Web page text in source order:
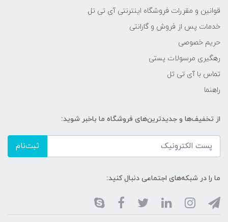
قوانین و مقررات فروشگاه اینترنتی آی تی تل
خدمات پس از فروش و گارانتی
حریم خصوصی
رهگیری مرسولات پستی
تماس با آی تی تل
راهنما
از تخفیف‌ها و جدیدترین‌های فروشگاه ما باخبر شوید:
ثبت‌نام
ما را در شبکه‌های اجتماعی دنبال کنید: